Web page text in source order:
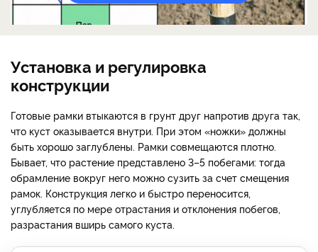
Установка и регулировка
конструкции
Готовые рамки втыкаются в грунт друг напротив друга так,
что куст оказывается внутри. При этом «ножки» должны
быть хорошо заглублены. Рамки совмещаются плотно.
Бывает, что растение представлено 3–5 побегами: тогда
обрамление вокруг него можно сузить за счет смещения
рамок. Конструкция легко и быстро переносится,
углубляется по мере отрастания и отклонения побегов,
разрастания вширь самого куста.